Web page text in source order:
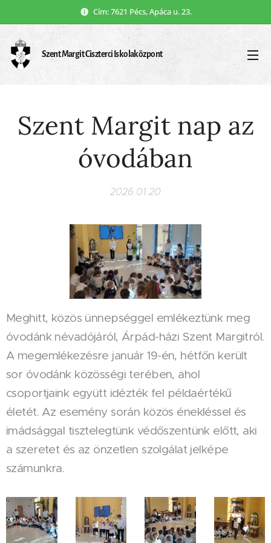
Cím: 7621 Pécs, Apáca u. 23.
Szent Margit Ciszterci Iskolaközpont
Szent Margit nap az
óvodában
2026.01.20
Meghitt, közös ünnepséggel emlékeztünk meg
óvodánk névadójáról, Árpád-házi Szent Margitról.
A megemlékezésre január 19-én, hétfőn került
sor óvodánk közösségi terében, ahol
csoportjaink együtt idézték fel példaértékű
életét. Az esemény során közös énekléssel és
imádsággal tisztelegtünk védőszentünk előtt, aki
a szeretet és az önzetlen szolgálat jelképe
számunkra.